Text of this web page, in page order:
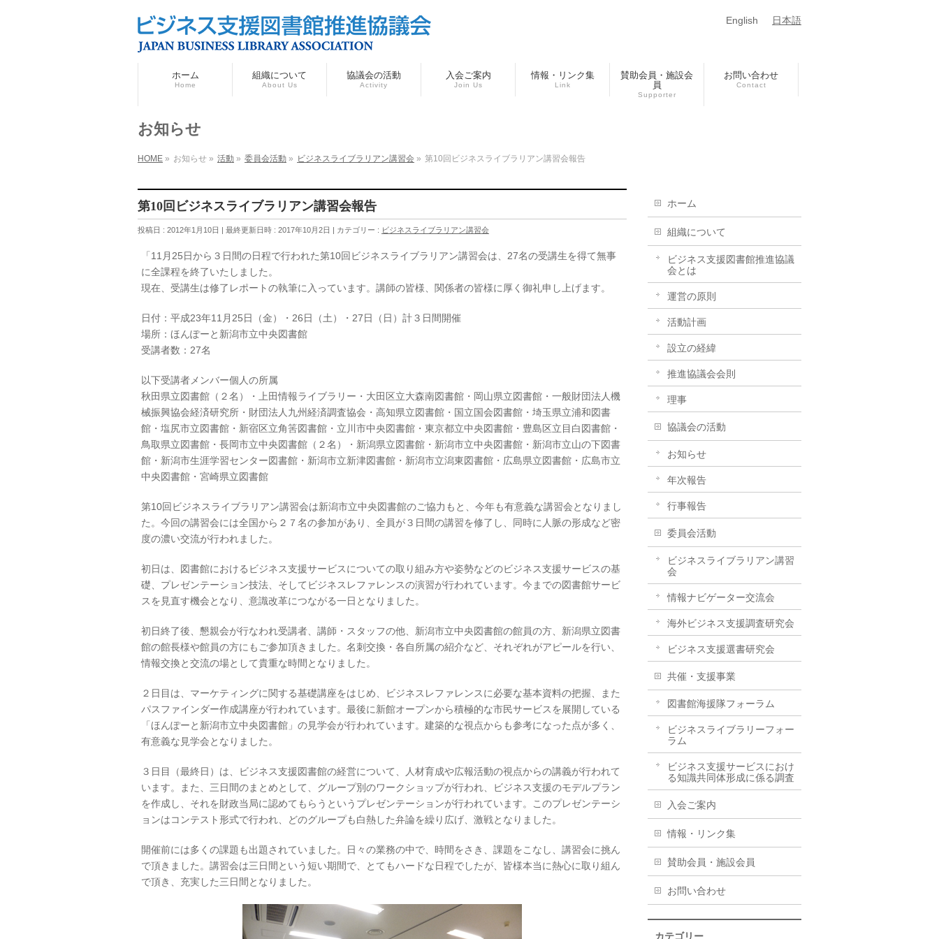
English 日本語
ホーム
Home
組織について
About Us
協議会の活動
Activity
入会ご案内
Join Us
情報・リンク集
Link
賛助会員・施設会
員
Supporter
お問い合わせ
Contact
お知らせ
HOME » お知らせ » 活動 » 委員会活動 » ビジネスライブラリアン講習会 » 第10回ビジネスライブラリアン講習会報告
第10回ビジネスライブラリアン講習会報告
投稿日 : 2012年1月10日 最終更新日時 : 2017年10月2日 カテゴリー : ビジネスライブラリアン講習会
「11月25日から３日間の日程で行われた第10回ビジネスライブラリアン講習会は、27名の受講生を得て無事
に全課程を終了いたしました。
現在、受講生は修了レポートの執筆に入っています。講師の皆様、関係者の皆様に厚く御礼申し上げます。
日付：平成23年11月25日（金）・26日（土）・27日（日）計３日間開催
場所：ほんぽーと新潟市立中央図書館
受講者数：27名
以下受講者メンバー個人の所属
秋田県立図書館（２名）・上田情報ライブラリー・大田区立大森南図書館・岡山県立図書館・一般財団法人機
械振興協会経済研究所・財団法人九州経済調査協会・高知県立図書館・国立国会図書館・埼玉県立浦和図書
館・塩尻市立図書館・新宿区立角筈図書館・立川市中央図書館・東京都立中央図書館・豊島区立目白図書館・
鳥取県立図書館・長岡市立中央図書館（２名）・新潟県立図書館・新潟市立中央図書館・新潟市立山の下図書
館・新潟市生涯学習センター図書館・新潟市立新津図書館・新潟市立潟東図書館・広島県立図書館・広島市立
中央図書館・宮崎県立図書館
第10回ビジネスライブラリアン講習会は新潟市立中央図書館のご協力もと、今年も有意義な講習会となりまし
た。今回の講習会には全国から２７名の参加があり、全員が３日間の講習を修了し、同時に人脈の形成など密
度の濃い交流が行われました。
初日は、図書館におけるビジネス支援サービスについての取り組み方や姿勢などのビジネス支援サービスの基
礎、プレゼンテーション技法、そしてビジネスレファレンスの演習が行われています。今までの図書館サービ
スを見直す機会となり、意識改革につながる一日となりました。
初日終了後、懇親会が行なわれ受講者、講師・スタッフの他、新潟市立中央図書館の館員の方、新潟県立図書
館の館長様や館員の方にもご参加頂きました。名刺交換・各自所属の紹介など、それぞれがアピールを行い、
情報交換と交流の場として貴重な時間となりました。
２日目は、マーケティングに関する基礎講座をはじめ、ビジネスレファレンスに必要な基本資料の把握、また
パスファインダー作成講座が行われています。最後に新館オープンから積極的な市民サービスを展開している
「ほんぽーと新潟市立中央図書館」の見学会が行われています。建築的な視点からも参考になった点が多く、
有意義な見学会となりました。
３日目（最終日）は、ビジネス支援図書館の経営について、人材育成や広報活動の視点からの講義が行われて
います。また、三日間のまとめとして、グループ別のワークショップが行われ、ビジネス支援のモデルプラン
を作成し、それを財政当局に認めてもらうというプレゼンテーションが行われています。このプレゼンテーシ
ョンはコンテスト形式で行われ、どのグループも白熱した弁論を繰り広げ、激戦となりました。
開催前には多くの課題も出題されていました。日々の業務の中で、時間をさき、課題をこなし、講習会に挑ん
で頂きました。講習会は三日間という短い期間で、とてもハードな日程でしたが、皆様本当に熱心に取り組ん
で頂き、充実した三日間となりました。
ホーム
組織について
ビジネス支援図書館推進協議
会とは
運営の原則
活動計画
設立の経緯
推進協議会会則
理事
協議会の活動
お知らせ
年次報告
行事報告
委員会活動
ビジネスライブラリアン講習
会
情報ナビゲーター交流会
海外ビジネス支援調査研究会
ビジネス支援選書研究会
共催・支援事業
図書館海援隊フォーラム
ビジネスライブラリーフォー
ラム
ビジネス支援サービスにおけ
る知識共同体形成に係る調査
入会ご案内
情報・リンク集
賛助会員・施設会員
お問い合わせ
カテゴリー